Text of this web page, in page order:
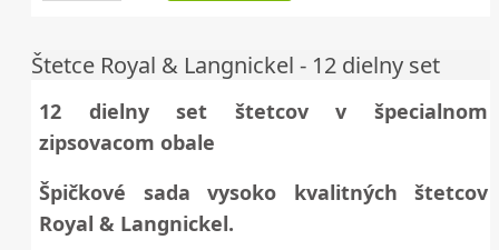
Štetce Royal & Langnickel - 12 dielny set
12 dielny set štetcov v špecialnom
zipsovacom obale
Špičkové sada vysoko kvalitných štetcov
Royal & Langnickel.